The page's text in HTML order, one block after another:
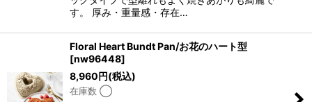
す。 厚み・重量感・存在…
Floral Heart Bundt Pan/お花のハート型
[nw96448]
8,960円(税込)
在庫数 ◯